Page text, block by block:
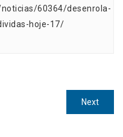
60364/desenrola-
hoje-17/
NextNext
post: